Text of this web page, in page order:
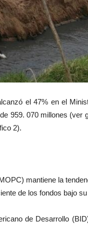
el 47% en el
959. 070 millones (ver
2).
mantiene la
de los fondos bajo
de Desarrollo